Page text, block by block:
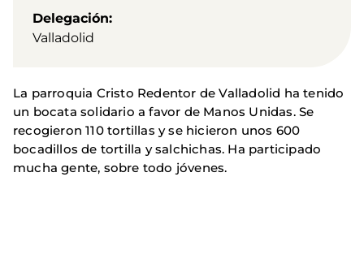
Delegación
Valladolid
La parroquia Cristo Redentor de Valladolid ha tenido
un bocata solidario a favor de Manos Unidas. Se
recogieron 110 tortillas y se hicieron unos 600
bocadillos de tortilla y salchichas. Ha participado
mucha gente, sobre todo jóvenes.